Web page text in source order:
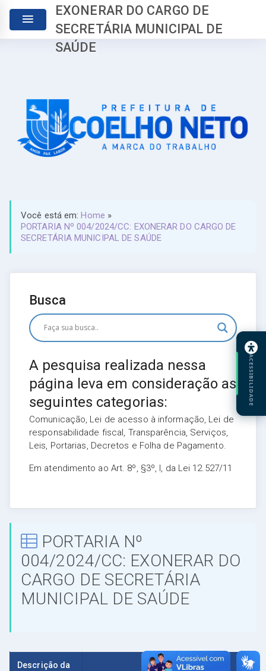
EXONERAR DO CARGO DE
SECRETÁRIA MUNICIPAL DE
SAÚDE
Você está em:Home »
PORTARIA Nº 004/2024/CC: EXONERAR DO CARGO DE
SECRETÁRIA MUNICIPAL DE SAÚDE
Busca
A pesquisa realizada nessa
página leva em consideração as
seguintes categorias:
Comunicação, Lei de acesso à informação, Lei de
responsabilidade fiscal, Transparência, Serviços,
Leis, Portarias, Decretos e Folha de Pagamento.
Em atendimento ao Art. 8º, §3º, I, da Lei 12.527/11
PORTARIA Nº
004/2024/CC: EXONERAR DO
CARGO DE SECRETÁRIA
MUNICIPAL DE SAÚDE
Descrição da
ACESSIBILIDADE